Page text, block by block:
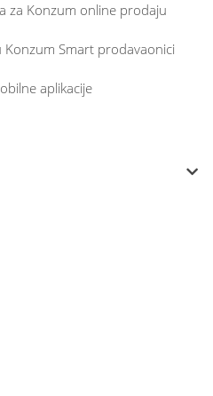
za Konzum online prodaju
Smart prodavaonici
aplikacije